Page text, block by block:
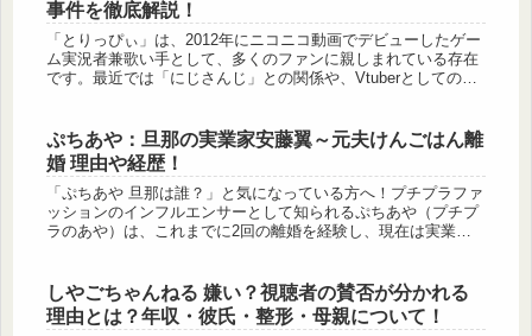
事件を徹底解説！
「とりっぴぃ」は、2012年にニコニコ動画でデビューしたゲー
ム実況者兼歌い手として、多くのファンに親しまれている存在
です。最近では「にじさんじ」との関係や、Vtuberとしての
ぷちあや：旦那の実業家安藤翼～元夫けんごはん離
婚 理由や経歴！
「ぷちあや 旦那は誰？」と気になっている方へ！プチプラファ
ッションのインフルエンサーとして知られるぷちあや（プチプ
ラのあや）は、これまでに2回の離婚を経験し、現在は実業家
しやごちゃんねる 嫌い？視聴者の賛否が分かれる
理由とは？年収・彼氏・整形・母親について！